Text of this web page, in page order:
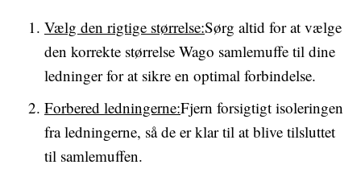
Vælg den rigtige størrelse:Sørg altid for at vælge
den korrekte størrelse Wago samlemuffe til dine
ledninger for at sikre en optimal forbindelse.
Forbered ledningerne:Fjern forsigtigt isoleringen
fra ledningerne, så de er klar til at blive tilsluttet
til samlemuffen.